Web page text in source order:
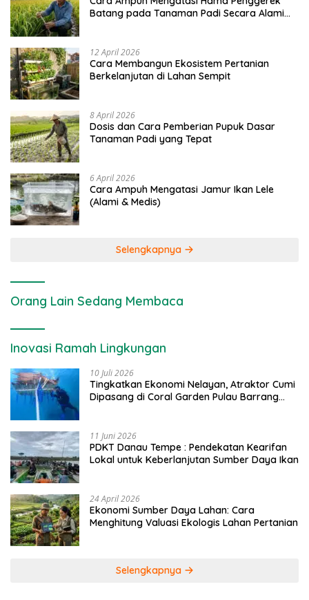
Batang pada Tanaman Padi Secara Alami
12 April 2026
Cara Membangun Ekosistem Pertanian
Berkelanjutan di Lahan Sempit
8 April 2026
Dosis dan Cara Pemberian Pupuk Dasar
Tanaman Padi yang Tepat
6 April 2026
Cara Ampuh Mengatasi Jamur Ikan Lele
(Alami & Medis)
Selengkapnya
Orang Lain Sedang Membaca
Inovasi Ramah Lingkungan
10 Juli 2026
Tingkatkan Ekonomi Nelayan, Atraktor Cumi
Dipasang di Coral Garden Pulau Barrang
11 Juni 2026
PDKT Danau Tempe : Pendekatan Kearifan
Lokal untuk Keberlanjutan Sumber Daya Ikan
24 April 2026
Ekonomi Sumber Daya Lahan: Cara
Menghitung Valuasi Ekologis Lahan Pertanian
Selengkapnya